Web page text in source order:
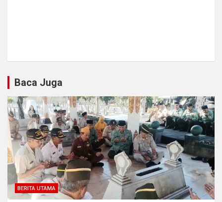
Baca Juga
BERITA UTAMA